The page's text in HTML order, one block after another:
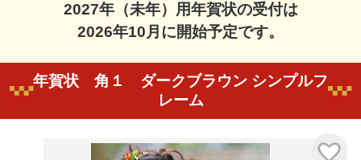
2027年（未年）用年賀状の受付は
2026年10月に開始予定です。
年賀状 角１ ダークブラウン シンプルフ
レーム